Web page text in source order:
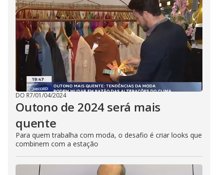
DO R7/01/04/2024
Outono de 2024 será mais
quente
Para quem trabalha com moda, o desafio é criar looks que
combinem com a estação